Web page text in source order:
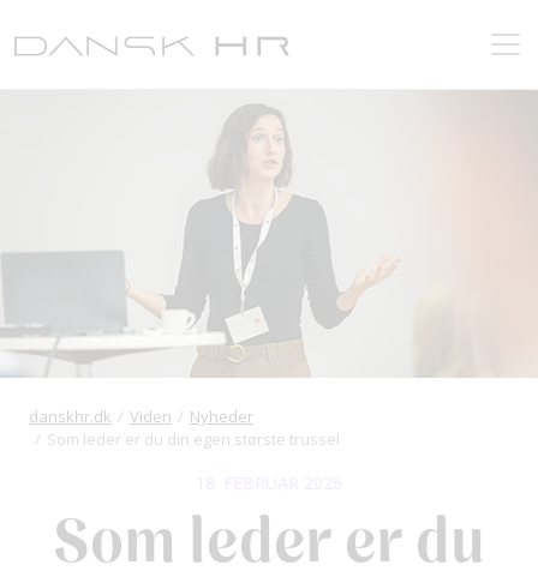
danskhr.dk Viden
Nyheder
Som leder er du din egen største trussel
Som leder er du